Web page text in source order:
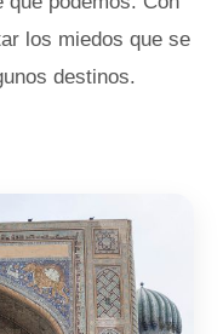
los miedos que se
destinos.